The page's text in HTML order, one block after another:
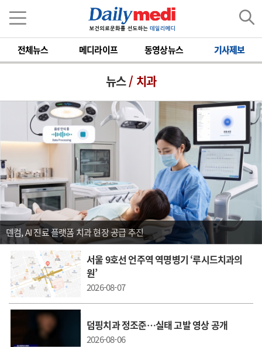
전체뉴스 메디라이프 동영상뉴스 기사제보
뉴스/ 치과
덴컴, AI 진료 플랫폼 치과 현장 공급 추진
서울 9호선 언주역 역명병기 ‘루시드치과의
원’
2026-08-07
덤핑치과 정조준…실태 고발 영상 공개
2026-08-06